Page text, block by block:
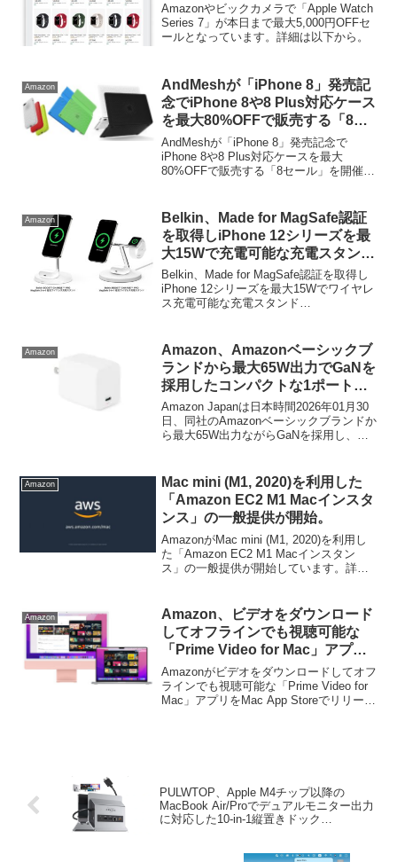
Amazonやビックカメラで「Apple Watch
Series 7」が本日まで最大5,000円OFFセ
ールとなっています。詳細は以下から。
Amazon
AndMeshが「iPhone 8」発売記
念でiPhone 8や8 Plus対応ケース
を最大80%OFFで販売する「8セ
ール」を開催中。
AndMeshが「iPhone 8」発売記念で
iPhone 8や8 Plus対応ケースを最大
80%OFFで販売する「8セール」を開催し
Amazon
Belkin、Made for MagSafe認証
を取得しiPhone 12シリーズを最
大15Wで充電可能な充電スタンド
「BOOST↑CHARGE™ PRO
MagSafe 2-in-1/3-in-1」をオンラ
インストアや家電量販店ても販売
Belkin、Made for MagSafe認証を取得し
iPhone 12シリーズを最大15Wでワイヤレ
ス充電可能な充電スタンド
販...
Amazon
Amazon、Amazonベーシックブ
ランドから最大65W出力でGaNを
採用したコンパクトな1ポート
USB-C急速充電器を発売。
Amazon Japanは日本時間2026年01月30
日、同社のAmazonベーシックブランドか
ら最大65W出力ながらGaNを採用し、よ
USB-C 65W 1ポート Nano」を新たに発
売しています。
Amazon
Mac mini (M1, 2020)を利用した
「Amazon EC2 M1 Macインスタ
ンス」の一般提供が開始。
AmazonがMac mini (M1, 2020)を利用し
た「Amazon EC2 M1 Macインスタン
ス」の一般提供が開始しています。詳細
Amazon
Amazon、ビデオをダウンロード
してオフラインでも視聴可能な
「Prime Video for Mac」アプリ
をMac App Storeでリリース。
Amazonがビデオをダウンロードしてオフ
ラインでも視聴可能な「Prime Video for
Mac」アプリをMac App Storeでリリース
PULWTOP、Apple M4チップ以降の
MacBook Air/Proでデュアルモニター出力
に対応した10-in-1縦置きドック